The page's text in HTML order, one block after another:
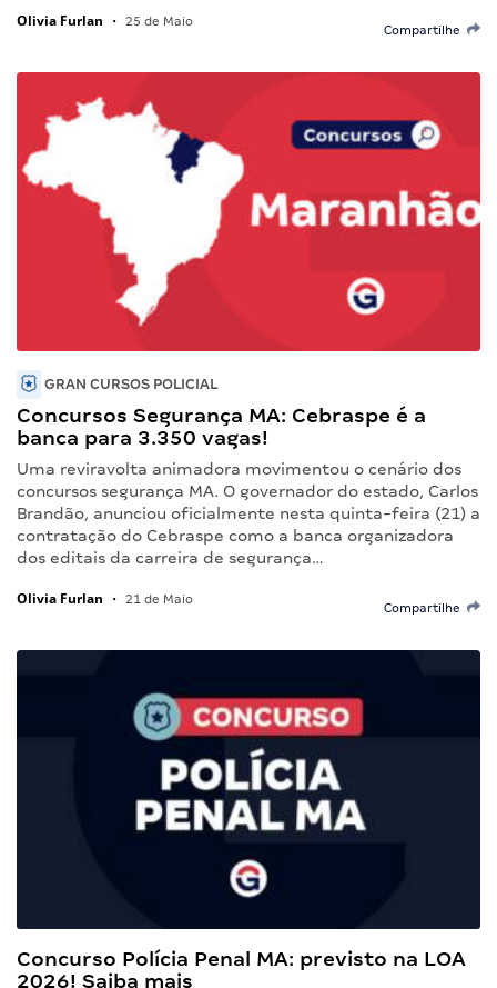
Olivia Furlan • 25 de Maio
Compartilhe
GRAN CURSOS POLICIAL
Concursos Segurança MA: Cebraspe é a
banca para 3.350 vagas!
Uma reviravolta animadora movimentou o cenário dos
concursos segurança MA. O governador do estado, Carlos
Brandão, anunciou oficialmente nesta quinta-feira (21) a
contratação do Cebraspe como a banca organizadora
dos editais da carreira de segurança…
Olivia Furlan • 21 de Maio
Compartilhe
Concurso Polícia Penal MA: previsto na LOA
2026! Saiba mais